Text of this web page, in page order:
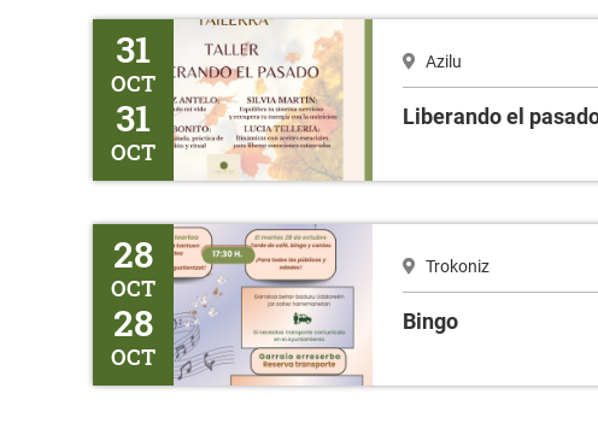
Liberando el pasado
31
OCT
31
OCT
Azilu
Liberando el
Bingo28
OCT
28
OCT
Trokoniz
Bingo